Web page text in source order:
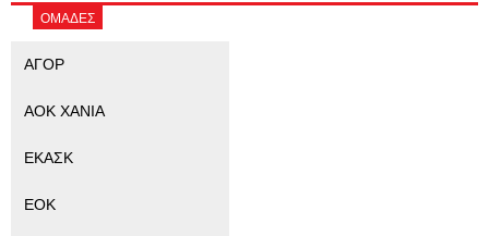
ΟΜΑΔΕΣ
ΑΓΟΡ
ΑΟΚ ΧΑΝΙΑ
ΕΚΑΣΚ
ΕΟΚ